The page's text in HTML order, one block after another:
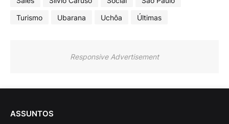
Turismo
Ubarana Uchôa Últimas
Responsive Advertisement
ASSUNTOS